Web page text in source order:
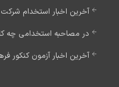
آخرین اخبار استخدام شرکت مادر
در مصاحبه استخدامی چه
آخرین اخبار آزمون کنکور فرهنگیان 1405